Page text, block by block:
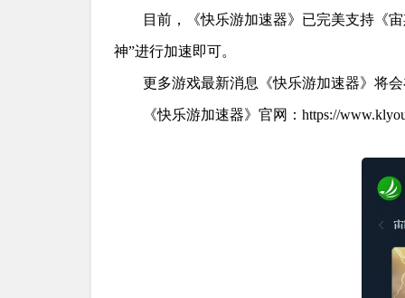
目前，《快乐游加速器》已完美支持《
神”进行加速即可。
更多游戏最新消息《快乐游加速器》将
《快乐游加速器》官网：https://